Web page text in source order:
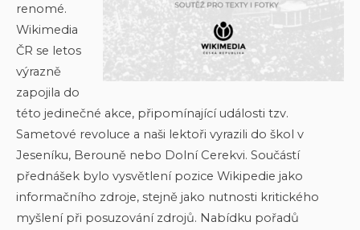
renomé.
Wikimedia
ČR se letos
výrazně
zapojila do
této jedinečné akce, připomínající události tzv.
Sametové revoluce a naši lektoři vyrazili do škol v
Jeseníku, Berouně nebo Dolní Cerekvi. Součástí
přednášek bylo vysvětlení pozice Wikipedie jako
informačního zdroje, stejně jako nutnosti kritického
myšlení při posuzování zdrojů. Nabídku pořadů